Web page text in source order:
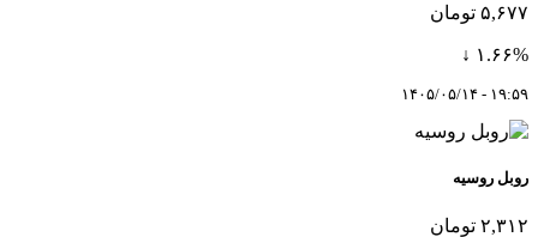
۵,۶۷۷ تومان
۱.۶۶% ↓
۱۹:۵۹ - ۱۴۰۵/۰۵/۱۴
روبل روسیه
۲,۳۱۲ تومان